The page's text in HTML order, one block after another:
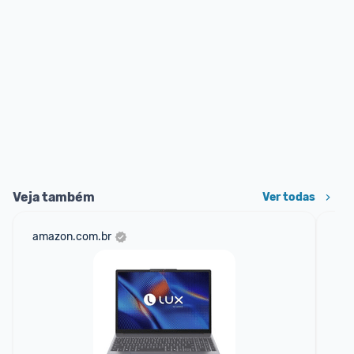
Veja também Ver todas
amazon.com.br